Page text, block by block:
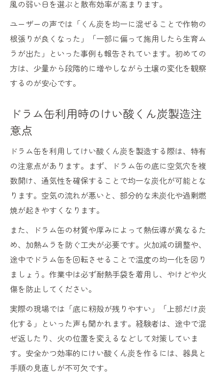
風の弱い日を選ぶと散布効率が高まります。
ユーザーの声では「くん炭を均一に混ぜることで作物の
根張りが良くなった」「一部に偏って施用したら生育ム
ラが出た」といった事例も報告されています。初めての
方は、少量から段階的に増やしながら土壌の変化を観察
するのが安心です。
ドラム缶利用時のけい酸くん炭製造注
意点
ドラム缶を利用してけい酸くん炭を製造する際は、特有
の注意点があります。まず、ドラム缶の底に空気穴を複
数開け、通気性を確保することで均一な炭化が可能とな
ります。空気の流れが悪いと、部分的な未炭化や過剰燃
焼が起きやすくなります。
また、ドラム缶の材質や厚みによって熱伝導が異なるた
め、加熱ムラを防ぐ工夫が必要です。火加減の調整や、
途中でドラム缶を回転させることで温度の均一化を図り
ましょう。作業中は必ず耐熱手袋を着用し、やけどや火
傷を防止してください。
実際の現場では「底に籾殻が残りやすい」「上部だけ炭
化する」といった声も聞かれます。経験者は、途中で混
ぜ返したり、火の位置を変えるなどして対策していま
す。安全かつ効率的にけい酸くん炭を作るには、器具と
手順の見直しが不可欠です。